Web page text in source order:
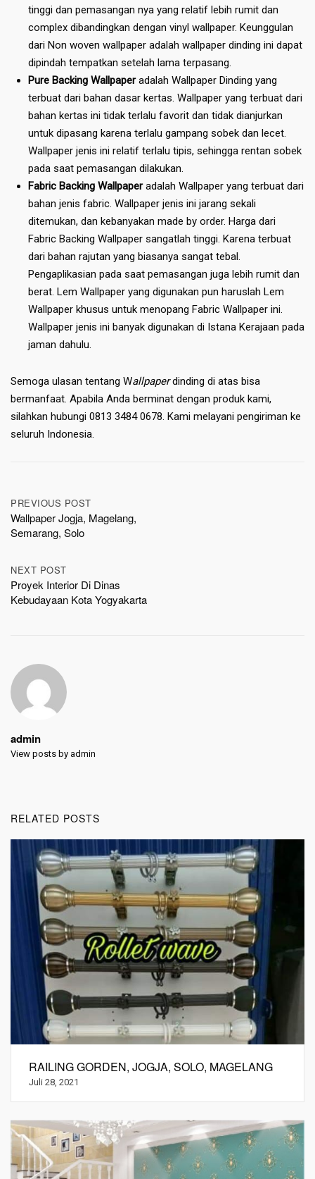
tinggi dan pemasangan nya yang relatif lebih rumit dan
complex dibandingkan dengan vinyl wallpaper. Keunggulan
dari Non woven wallpaper adalah wallpaper dinding ini dapat
dipindah tempatkan setelah lama terpasang.
Pure Backing Wallpaperadalah Wallpaper Dinding yang
terbuat dari bahan dasar kertas. Wallpaper yang terbuat dari
bahan kertas ini tidak terlalu favorit dan tidak dianjurkan
untuk dipasang karena terlalu gampang sobek dan lecet.
Wallpaper jenis ini relatif terlalu tipis, sehingga rentan sobek
pada saat pemasangan dilakukan.
Fabric Backing Wallpaperadalah Wallpaper yang terbuat dari
bahan jenis fabric. Wallpaper jenis ini jarang sekali
ditemukan, dan kebanyakan made by order. Harga dari
Fabric Backing Wallpaper sangatlah tinggi. Karena terbuat
dari bahan rajutan yang biasanya sangat tebal.
Pengaplikasian pada saat pemasangan juga lebih rumit dan
berat. Lem Wallpaper yang digunakan pun haruslah Lem
Wallpaper khusus untuk menopang Fabric Wallpaper ini.
Wallpaper jenis ini banyak digunakan di Istana Kerajaan pada
jaman dahulu.
Semoga ulasan tentang Wallpaperdinding di atas bisa
bermanfaat. Apabila Anda berminat dengan produk kami,
silahkan hubungi 0813 3484 0678. Kami melayani pengiriman ke
seluruh Indonesia.
Post
navigation
PREVIOUS POST
Wallpaper Jogja, Magelang,
Semarang, Solo
NEXT POST
Proyek Interior Di Dinas
Kebudayaan Kota Yogyakarta
admin
View posts by admin
RELATED POSTS
RAILING GORDEN, JOGJA, SOLO, MAGELANG
Juli 28, 2021